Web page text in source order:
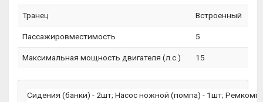
Транец Встроенный
Пассажировместимость 5
Максимальная мощность двигателя (л.с.) 15
Сидения (банки) - 2шт; Насос ножной (помпа) - 1шт;